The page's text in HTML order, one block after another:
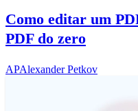
Como editar um
PDF do zero
APAlexander Petkov